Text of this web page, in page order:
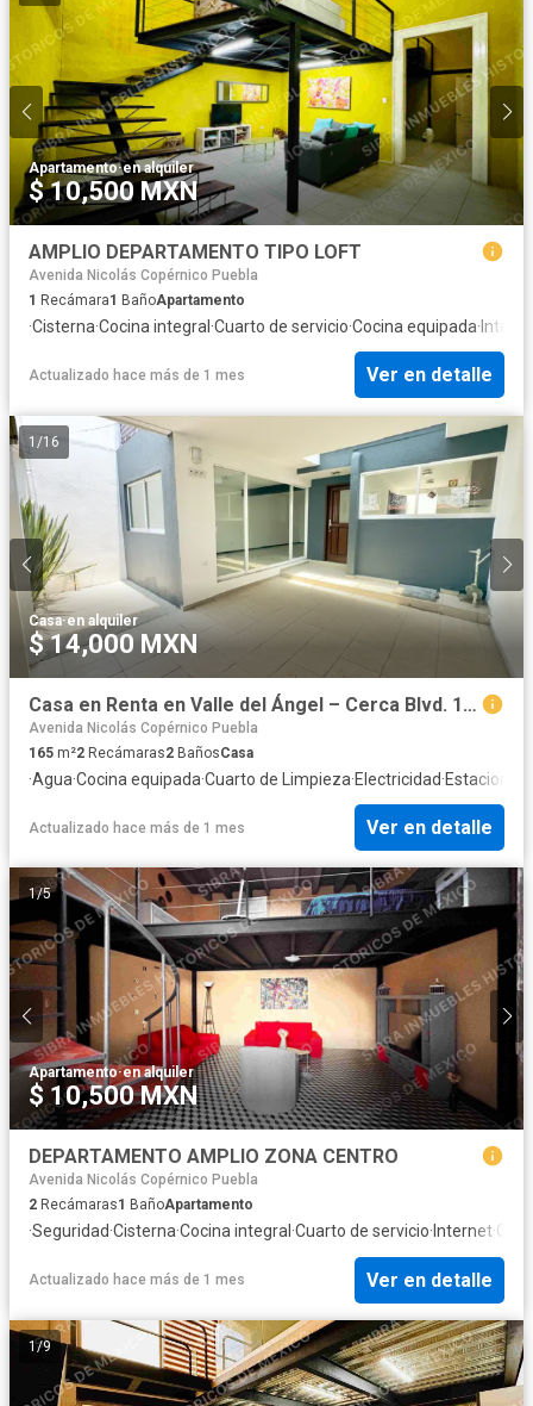
Apartamento·en alquiler
$ 10,500 MXN
AMPLIO DEPARTAMENTO TIPO LOFT
Avenida Nicolás Copérnico Puebla
1 Recámara1 BañoApartamento
·Cisterna·Cocina integral ·Cuarto de servicio·Cocina equipada·
Actualizado hace más de 1 mes Ver en detalle
1 /16
Casa·en alquiler
$ 14,000 MXN
Casa en Renta en Valle del Ángel – Cerca Blvd. 15 de Mayo y San Felipe Casa de un Solo Piso
Avenida Nicolás Copérnico Puebla
165 m²2 Recámaras2 BañosCasa
·Agua·Cocina equipada·Cuarto de Limpieza·Electricidad·
Actualizado hace más de 1 mes Ver en detalle
1/5
Apartamento·en alquiler
$ 10,500 MXN
DEPARTAMENTO AMPLIO ZONA CENTRO
Avenida Nicolás Copérnico Puebla
2 Recámaras1 BañoApartamento
·Seguridad·Cisterna·Cocina integral ·Cuarto de servicio· Internet·
Actualizado hace más de 1 mes Ver en detalle
1/9